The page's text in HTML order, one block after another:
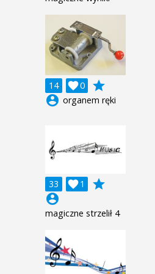
14 0

grade
account_circle organem ręki
33 1

grade
account_circle
magiczne strzelił 4